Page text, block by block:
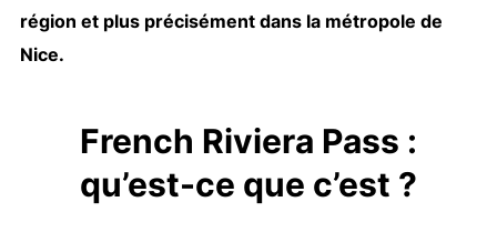
région et plus précisément dans la métropole de
Nice.
French Riviera Pass :
qu’est-ce que c’est ?